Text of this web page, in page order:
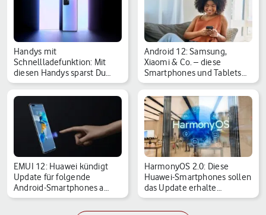
Handys mit
Schnellladefunktion: Mit
diesen Handys sparst Du
Zeit
Android 12: Samsung,
Xiaomi & Co. – diese
Smartphones und Tablets…
EMUI 12: Huawei kündigt
Update für folgende
Android-Smartphones a…
HarmonyOS 2.0: Diese
Huawei-Smartphones sollen
das Update erhalte…